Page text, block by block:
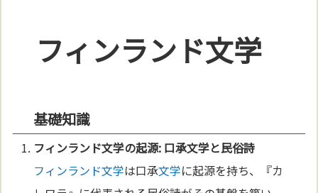
フィンランド文学
基礎知識
フィンランド文学の起源: 口承文学と民俗詩
フィンランド文学は口承文学に起源を持ち、『カ